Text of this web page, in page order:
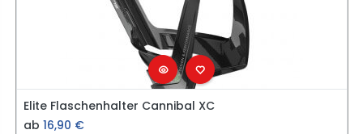
Elite Flaschenhalter Cannibal XC
ab 16,90 €